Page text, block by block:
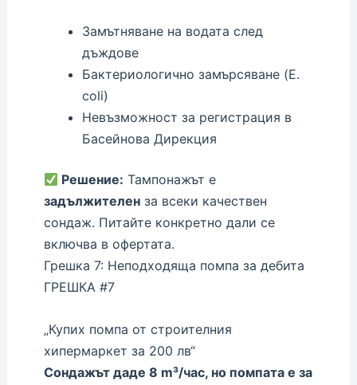
Замътняване на водата след
дъждове
Бактериологично замърсяване (E.
coli)
Невъзможност за регистрация в
Басейнова Дирекция
Решение: Тампонажът е
задължителенза всеки качествен
сондаж. Питайте конкретно дали се
включва в офертата.
Грешка 7: Неподходяща помпа за дебита
ГРЕШКА #7
„Купих помпа от строителния
хипермаркет за 200 лв“
Сондажът даде 8 m³/час, но помпата е за